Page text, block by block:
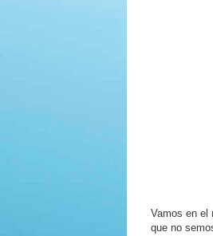
Vamos en
que no